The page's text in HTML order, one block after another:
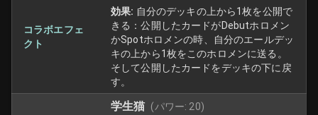
コラボエフェ
クト
効果: 自分のデッキの上から1枚を公開で
きる：公開したカードがDebutホロメン
かSpotホロメンの時、自分のエールデッ
キの上から1枚をこのホロメンに送る。
そして公開したカードをデッキの下に戻
す。
学生猫 (パワー: 20)